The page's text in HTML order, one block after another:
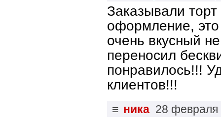
Заказывали
оформление,
очень вкусный
переносил
понравилось!!!
клиентов!!!
≡ ника 28 февраля